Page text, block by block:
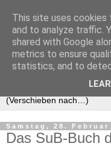
Samstag, 28. Februar
Das SuB-Buch
This site uses
and to analyze traffic.
shared with Google
metrics to ensure
statistics, and to